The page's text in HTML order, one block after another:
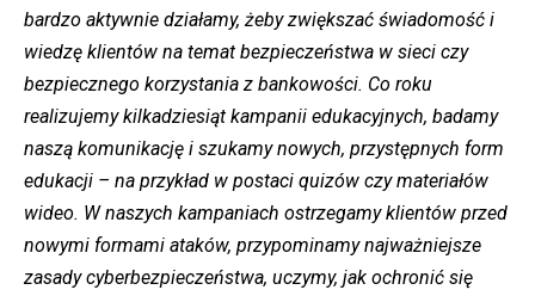
bardzo aktywnie działamy, żeby zwiększać świadomość i
wiedzę klientów na temat bezpieczeństwa w sieci czy
bezpiecznego korzystania z bankowości. Co roku
realizujemy kilkadziesiąt kampanii edukacyjnych, badamy
naszą komunikację i szukamy nowych, przystępnych form
edukacji – na przykład w postaci quizów czy materiałów
wideo. W naszych kampaniach ostrzegamy klientów przed
nowymi formami ataków, przypominamy najważniejsze
zasady cyberbezpieczeństwa, uczymy, jak ochronić się